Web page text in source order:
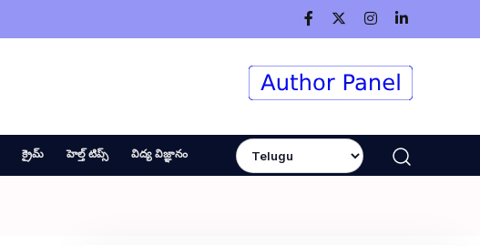
క్రైమ్ హెల్త్ టిప్స్ విద్య విజ్ఞానం